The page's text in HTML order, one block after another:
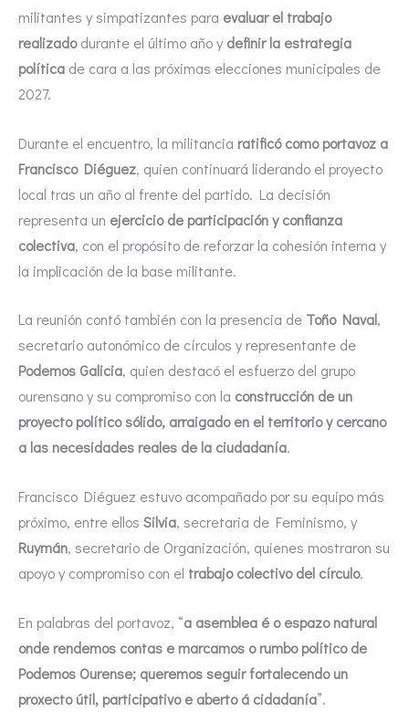
militantes y simpatizantes para evaluar el trabajo
realizadodurante el último año y definir la estrategia
política de cara a las próximas elecciones municipales de
2027.
Durante el encuentro, la militancia ratificó como portavoz a
Francisco Diéguez, quien continuará liderando el proyecto
local tras un año al frente del partido. La decisión
representa un ejercicio de participación y confianza
colectiva, con el propósito de reforzar la cohesión interna y
la implicación de la base militante.
La reunión contó también con la presencia de Toño Naval,
secretario autonómico de círculos y representante de
Podemos Galicia, quien destacó el esfuerzo del grupo
ourensano y su compromiso con la construcción de un
proyecto político sólido, arraigado en el territorio y cercano
a las necesidades reales de la ciudadanía.
Francisco Diéguez estuvo acompañado por su equipo más
próximo, entre ellos Silvia, secretaria de Feminismo, y
Ruymán, secretario de Organización, quienes mostraron su
apoyo y compromiso con el trabajo colectivo del círculo.
En palabras del portavoz, “a asemblea é o espazo natural
onde rendemos contas e marcamos o rumbo político de
Podemos Ourense; queremos seguir fortalecendo un
proxecto útil, participativo e aberto á cidadanía”.